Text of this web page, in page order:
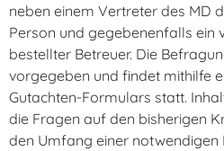
neben einem Vertreter des MD
Person und gegebenenfalls ein
bestellter Betreuer. Die
vorgegeben und findet mithilfe
Gutachten-Formulars statt.
die Fragen auf den bisherigen
den Umfang einer notwendigen